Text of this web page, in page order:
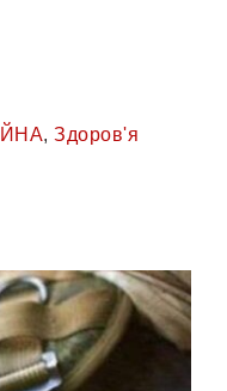
, Здоров'я